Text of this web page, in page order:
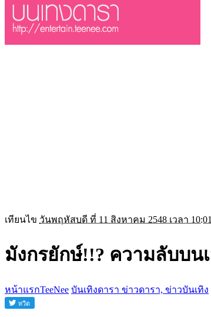
เทียนไข วันพฤหัสบดี ที่ 11 สิงหาคม 2548 เวลา
มังกรยักษ์!!? ความลับบน
หน้าแรกTeeNee บันเทิงดารา ข่าวดารา, ข่าวบันเทิง